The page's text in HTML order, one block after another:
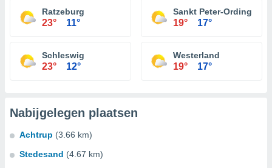
Ratzeburg
23° 11°
Sankt Peter-Ording
19° 17°
Schleswig
23° 12°
Westerland
19° 17°
Nabijgelegen plaatsen
Achtrup (3.66 km)
Stedesand (4.67 km)